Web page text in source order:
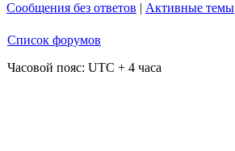
Сообщения без ответов | Активные темы
Список форумов
Часовой пояс: UTC + 4 часа